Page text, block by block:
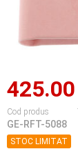
Cod produs
GE-RFT-5088
STOC LIMITAT